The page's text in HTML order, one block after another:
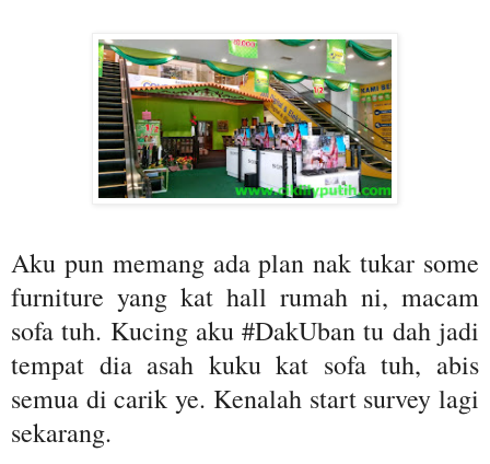
Aku pun memang ada plan nak tukar some
furniture yang kat hall rumah ni, macam
sofa tuh. Kucing aku #DakUban tu dah jadi
tempat dia asah kuku kat sofa tuh, abis
semua di carik ye. Kenalah start survey lagi
sekarang.